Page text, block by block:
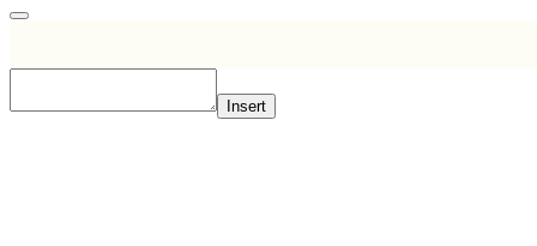
Insert